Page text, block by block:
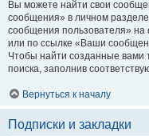
Вы можете найти свои
сообщения» в личном
сообщения пользователя»
или по ссылке «Ваши
Чтобы найти созданные вами
поиска, заполнив
Вернуться к началу
Подписки и закладки